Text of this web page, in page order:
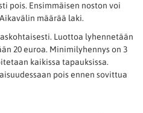
pois. Ensimmäisen noston voi
määrää laki.
Luottoa lyhennetään
20 euroa. Minimilyhennys on 3
kaikissa tapauksissa.
pois ennen sovittua